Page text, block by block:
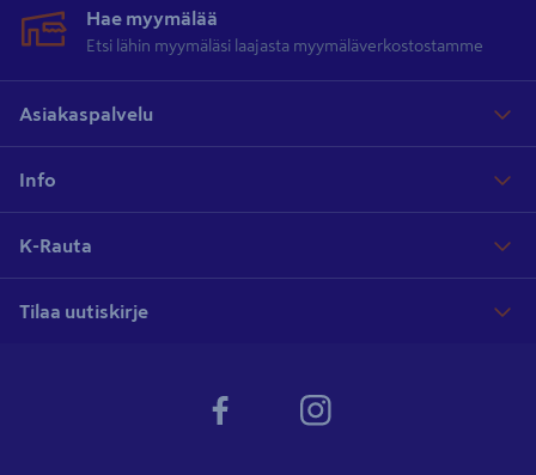
Hae myymälää
Etsi lähin myymäläsi laajasta myymäläverkostostamme
Asiakaspalvelu
Info
K-Rauta
Tilaa uutiskirje